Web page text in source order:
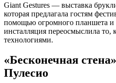
Giant Gestures — выставка
которая предлагала гостям
помощью огромного планшета и
инсталляция переосмыслила то,
технологиями.
«Бесконечная
Пулесио